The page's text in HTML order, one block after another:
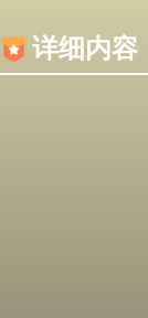
详细内容